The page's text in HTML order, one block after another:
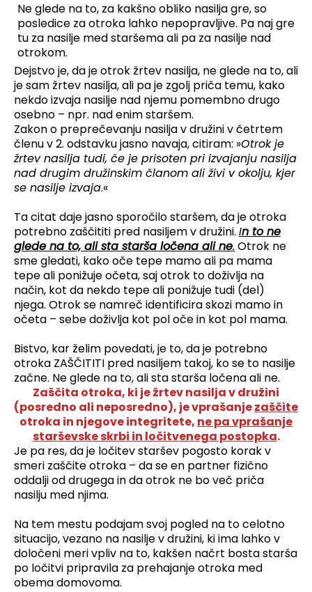
Ne glede na to, za kakšno obliko nasilja gre, so
posledice za otroka lahko nepopravljive. Pa naj gre
tu za nasilje med staršema ali pa za nasilje nad
otrokom.
Dejstvo je, da je otrok žrtev nasilja, ne glede na to, ali
je sam žrtev nasilja, ali pa je zgolj priča temu, kako
nekdo izvaja nasilje nad njemu pomembno drugo
osebno – npr. nad enim staršem.
Zakon o preprečevanju nasilja v družini v četrtem
členu v 2. odstavku jasno navaja, citiram: »Otrok je
žrtev nasilja tudi, če je prisoten pri izvajanju nasilja
nad drugim družinskim članom ali živi v okolju, kjer
se nasilje izvaja.«
Ta citat daje jasno sporočilo staršem, da je otroka
potrebno zaščititi pred nasiljem v družini. In to ne
glede na to, ali sta starša ločena ali ne. Otrok ne
sme gledati, kako oče tepe mamo ali pa mama
tepe ali ponižuje očeta, saj otrok to doživlja na
način, kot da nekdo tepe ali ponižuje tudi (del)
njega. Otrok se namreč identificira skozi mamo in
očeta – sebe doživlja kot pol oče in kot pol mama.
Bistvo, kar želim povedati, je to, da je potrebno
otroka ZAŠČITITI pred nasiljem takoj, ko se to nasilje
začne. Ne glede na to, ali sta starša ločena ali ne.
Zaščita otroka, ki je žrtev nasilja v družini
(posredno ali neposredno), je vprašanjezaščite
otroka in njegove integritete, ne pa vprašanje
starševske skrbi in ločitvenega postopka.
Je pa res, da je ločitev staršev pogosto korak v
smeri zaščite otroka – da se en partner fizično
oddalji od drugega in da otrok ne bo več priča
nasilju med njima.
Na tem mestu podajam svoj pogled na to celotno
situacijo, vezano na nasilje v družini, ki ima lahko v
določeni meri vpliv na to, kakšen načrt bosta starša
po ločitvi pripravila za prehajanje otroka med
obema domovoma.